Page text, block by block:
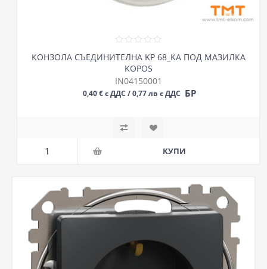
КОНЗОЛА СЪЕДИНИТЕЛНА KP 68_KA ПОД МАЗИЛКА
KOPOS
IN04150001
0,40 € с ДДС / 0,77 лв с ДДС БР